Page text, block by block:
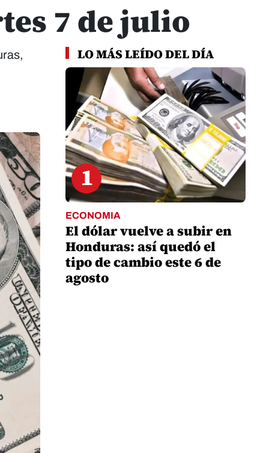
7 de julio
LO MÁS LEÍDO DEL DÍA
1
ECONOMIA
El dólar vuelve a subir en
Honduras: así quedó el
tipo de cambio este 6 de
agosto